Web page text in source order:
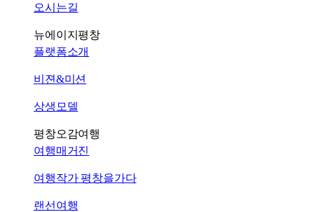
오시는길
뉴에이지평창
플랫폼소개
비젼&미션
상생모델
평창오감여행
여행매거진
여행작가 평창을가다
랜선여행